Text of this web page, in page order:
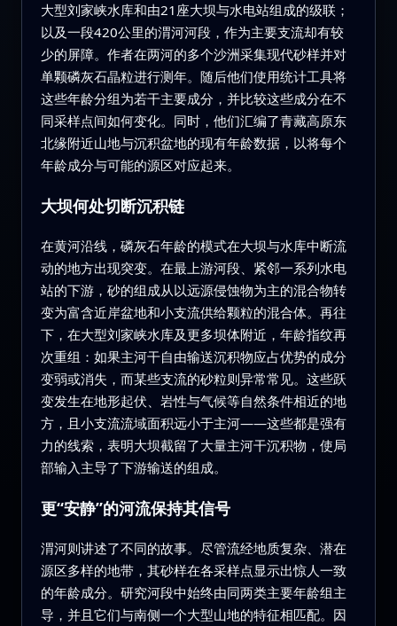
大型刘家峡水库和由21座大坝与水电站组成的级联；
以及一段420公里的渭河河段，作为主要支流却有较
少的屏障。作者在两河的多个沙洲采集现代砂样并对
单颗磷灰石晶粒进行测年。随后他们使用统计工具将
这些年龄分组为若干主要成分，并比较这些成分在不
同采样点间如何变化。同时，他们汇编了青藏高原东
北缘附近山地与沉积盆地的现有年龄数据，以将每个
年龄成分与可能的源区对应起来。
大坝何处切断沉积链
在黄河沿线，磷灰石年龄的模式在大坝与水库中断流
动的地方出现突变。在最上游河段、紧邻一系列水电
站的下游，砂的组成从以远源侵蚀物为主的混合物转
变为富含近岸盆地和小支流供给颗粒的混合体。再往
下，在大型刘家峡水库及更多坝体附近，年龄指纹再
次重组：如果主河干自由输送沉积物应占优势的成分
变弱或消失，而某些支流的砂粒则异常常见。这些跃
变发生在地形起伏、岩性与气候等自然条件相近的地
方，且小支流流域面积远小于主河——这些都是强有
力的线索，表明大坝截留了大量主河干沉积物，使局
部输入主导了下游输送的组成。
更“安静”的河流保持其信号
渭河则讲述了不同的故事。尽管流经地质复杂、潜在
源区多样的地带，其砂样在各采样点显示出惊人一致
的年龄成分。研究河段中始终由同两类主要年龄组主
导，并且它们与南侧一个大型山地的特征相匹配。因